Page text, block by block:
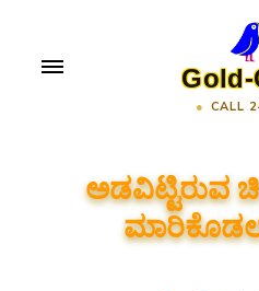
to
Gold-
CALL
ಅಡವಿಟ್ಟಿರುವ